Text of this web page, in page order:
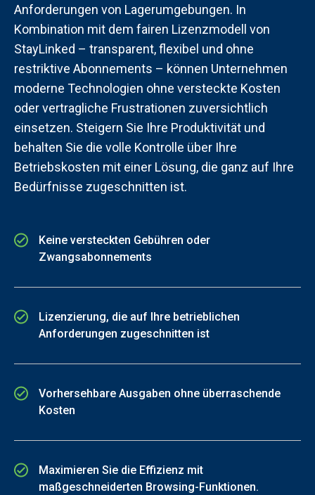
Anforderungen von Lagerumgebungen. In
Kombination mit dem fairen Lizenzmodell von
StayLinked – transparent, flexibel und ohne
restriktive Abonnements – können Unternehmen
moderne Technologien ohne versteckte Kosten
oder vertragliche Frustrationen zuversichtlich
einsetzen. Steigern Sie Ihre Produktivität und
behalten Sie die volle Kontrolle über Ihre
Betriebskosten mit einer Lösung, die ganz auf Ihre
Bedürfnisse zugeschnitten ist.
Keine versteckten Gebühren oder
Zwangsabonnements
Lizenzierung, die auf Ihre betrieblichen
Anforderungen zugeschnitten ist
Vorhersehbare Ausgaben ohne überraschende
Kosten
Maximieren Sie die Effizienz mit
maßgeschneiderten Browsing-Funktionen.